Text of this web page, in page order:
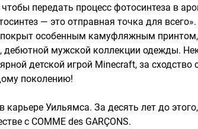
передать процесс фотосинтеза в
— это отправная точка для
особенным камуфляжным
дебютной мужской коллекции одежды.
детской игрой Minecraft, за сходство
поколению!
Уильямса. За десять лет до
с COMME des GARÇONS.